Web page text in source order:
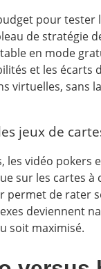
pour tester
de stratégie
table en mode
et les écarts
virtuelles, sans
jeux de
les vidéo pokers
sur les cartes à
permet de rater
deviennent
soit maximisé.